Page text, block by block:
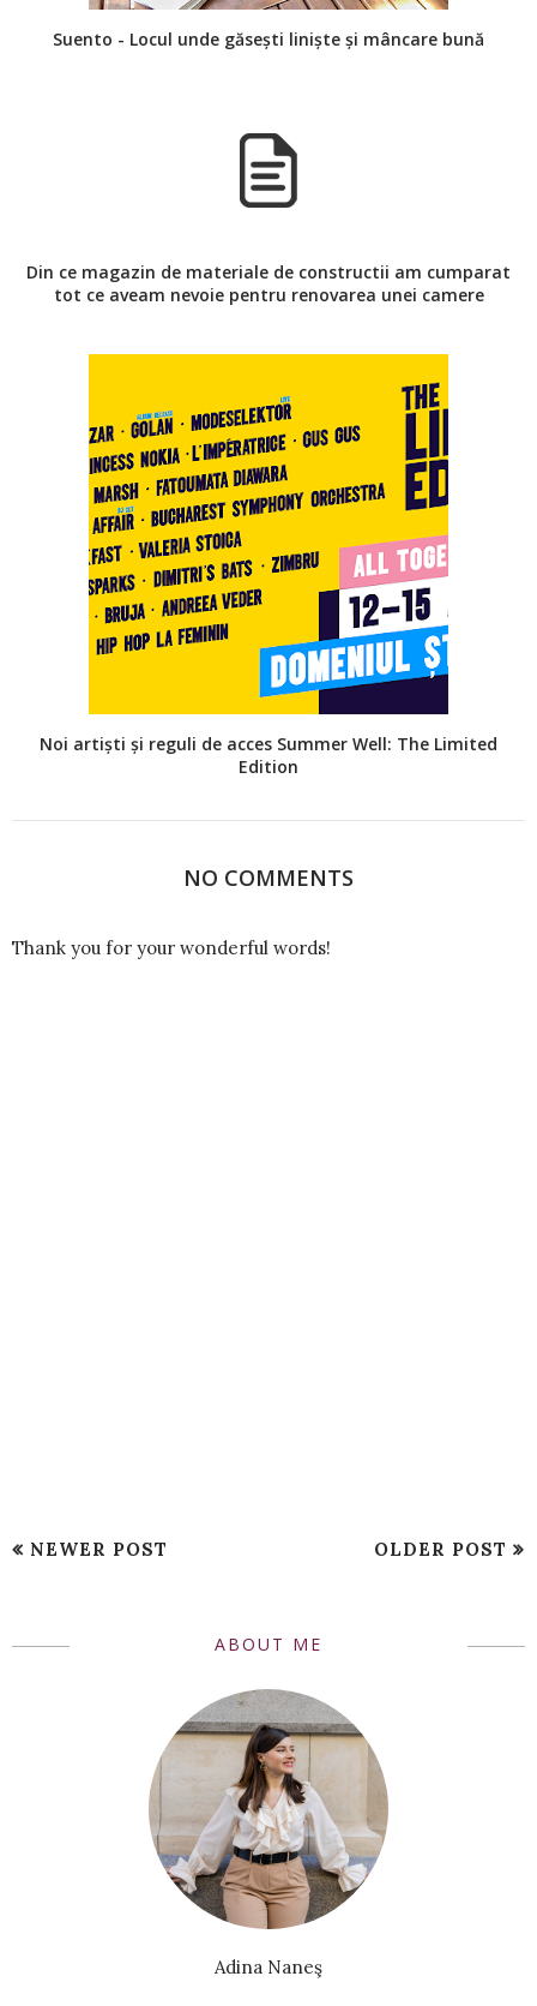
Suento - Locul unde găsești liniște și mâncare bună
Din ce magazin de materiale de constructii am cumparat
tot ce aveam nevoie pentru renovarea unei camere
Noi artiști și reguli de acces Summer Well: The Limited
Edition
NO COMMENTS
Thank you for your wonderful words!
NEWER POST OLDER POST
ABOUT ME
Adina Naneş